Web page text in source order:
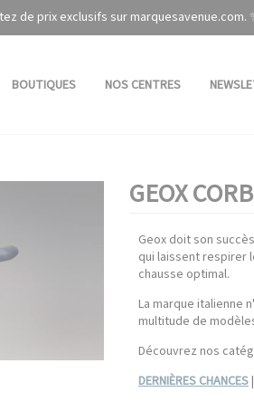
de prix exclusifs sur marquesavenue.com.
BOUTIQUES NOS CENTRES
GEOX
Geox doit son
qui laissent respirer
chausse optimal.
La marque italienne
multitude de
Découvrez nos
DERNIÈRES CHANCES|